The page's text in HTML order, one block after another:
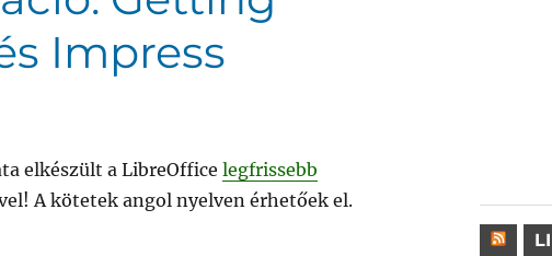
Impress
elkészült a LibreOffice legfrissebb
A kötetek angol nyelven érhetőek el.
Started Kézikönyv 7.4 és Impress Kézikönyv 7.4”